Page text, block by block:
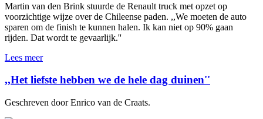
Martin van den Brink stuurde de Renault truck met opzet op
voorzichtige wijze over de Chileense paden. ,,We moeten de auto
sparen om de finish te kunnen halen. Ik kan niet op 90% gaan
rijden. Dat wordt te gevaarlijk.''
Lees meer
,,Het liefste hebben we de hele dag duinen''
Geschreven door Enrico van de Craats.